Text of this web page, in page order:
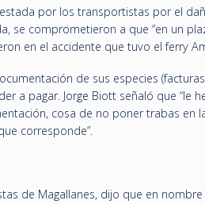
por los transportistas por el
se comprometieron a que “en un
en el accidente que tuvo el ferry
de sus especies
a pagar. Jorge Biott señaló que “le
cosa de no poner trabas en
corresponde”.
de Magallanes, dijo que en